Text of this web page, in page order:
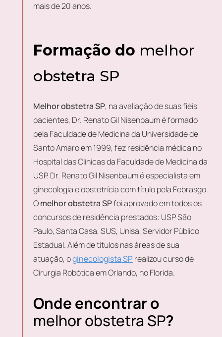
mais de 20 anos.
Formação do melhor
obstetra SP
Melhor obstetra SP, na avaliação de suas fiéis
pacientes, Dr. Renato Gil Nisenbaum é formado
pela Faculdade de Medicina da Universidade de
Santo Amaro em 1999, fez residência médica no
Hospital das Clínicas da Faculdade de Medicina da
USP. Dr. Renato Gil Nisenbaum é especialista em
ginecologia e obstetrícia com título pela Febrasgo.
Omelhor obstetra SPfoi aprovado em todos os
concursos de residência prestados: USP São
Paulo, Santa Casa, SUS, Unisa, Servidor Público
Estadual. Além de títulos nas áreas de sua
atuação, oginecologista SPrealizou curso de
Cirurgia Robótica em Orlando, no Florida.
Onde encontrar o
melhor obstetra SP?